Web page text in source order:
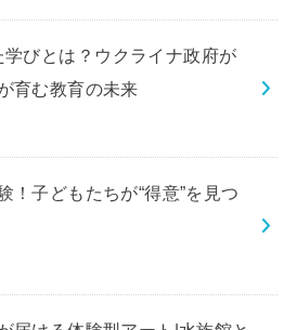
びとは？ウクライナ政府が
育む教育の未来
！子どもたちが“得意”を見つ